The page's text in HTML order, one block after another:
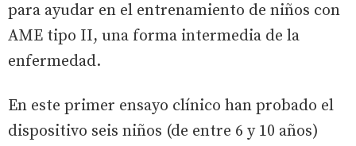
para ayudar en el entrenamiento de niños con
AME tipo II, una forma intermedia de la
enfermedad.
En este primer ensayo clínico han probado el
dispositivo seis niños (de entre 6 y 10 años)